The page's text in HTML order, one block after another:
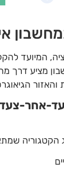
המיועד
מציע דרך
והאזור
אחר-
הקטגוריה